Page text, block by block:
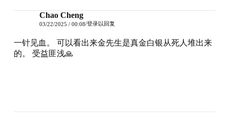
Chao Cheng
03/22/2025 / 00:08 登录以回复
一针见血。 可以看出来金先生是真金白银从死人堆出来
的。 受益匪浅🙏